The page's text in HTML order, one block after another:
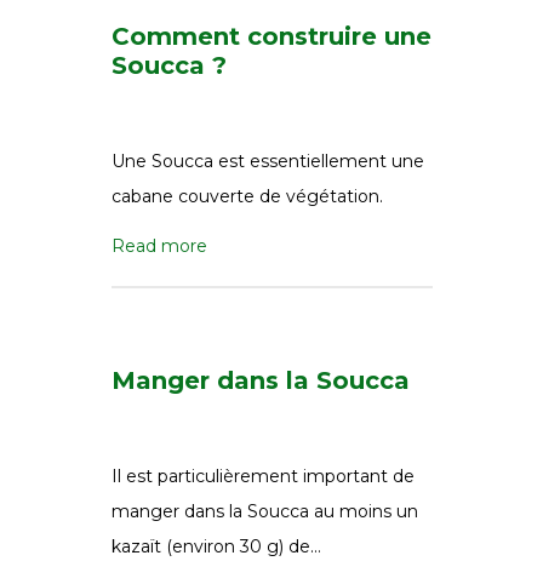
Comment construire une
Soucca ?
Une Soucca est essentiellement une
cabane couverte de végétation.
Read more
Manger dans la Soucca
Il est particulièrement important de
manger dans la Soucca au moins un
kazaït (environ 30 g) de…